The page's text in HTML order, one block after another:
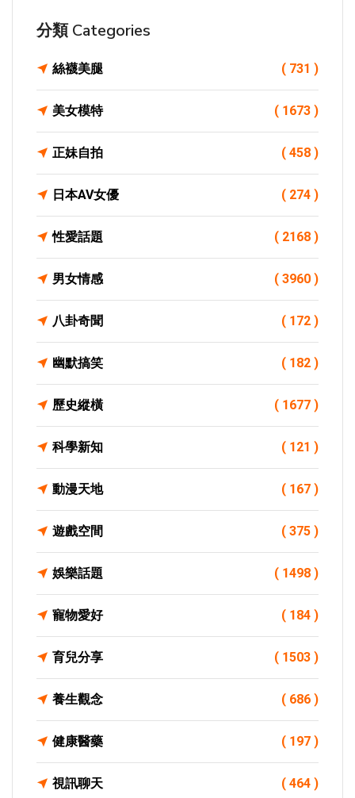
分類 Categories
絲襪美腿 ( 731 )
美女模特 ( 1673 )
正妹自拍 ( 458 )
日本AV女優 ( 274 )
性愛話題 ( 2168 )
男女情感 ( 3960 )
八卦奇聞 ( 172 )
幽默搞笑 ( 182 )
歷史縱橫 ( 1677 )
科學新知 ( 121 )
動漫天地 ( 167 )
遊戲空間 ( 375 )
娛樂話題 ( 1498 )
寵物愛好 ( 184 )
育兒分享 ( 1503 )
養生觀念 ( 686 )
健康醫藥 ( 197 )
視訊聊天 ( 464 )